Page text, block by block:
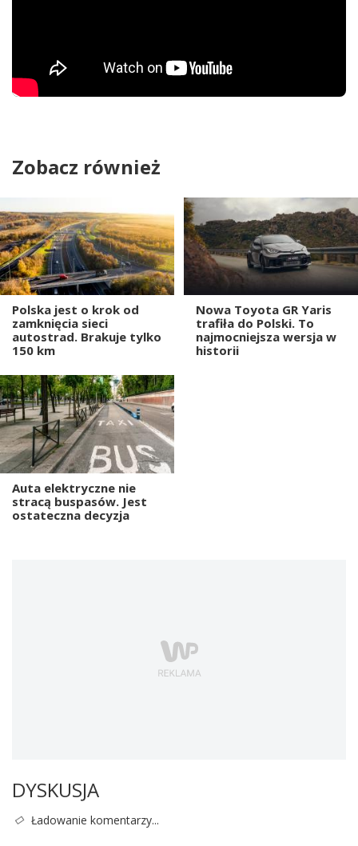
Zobacz również
Polska jest o krok od
zamknięcia sieci
autostrad. Brakuje tylko
150 km
Nowa Toyota GR Yaris
trafiła do Polski. To
najmocniejsza wersja w
historii
Auta elektryczne nie
stracą buspasów. Jest
ostateczna decyzja
DYSKUSJA
Ładowanie komentarzy...